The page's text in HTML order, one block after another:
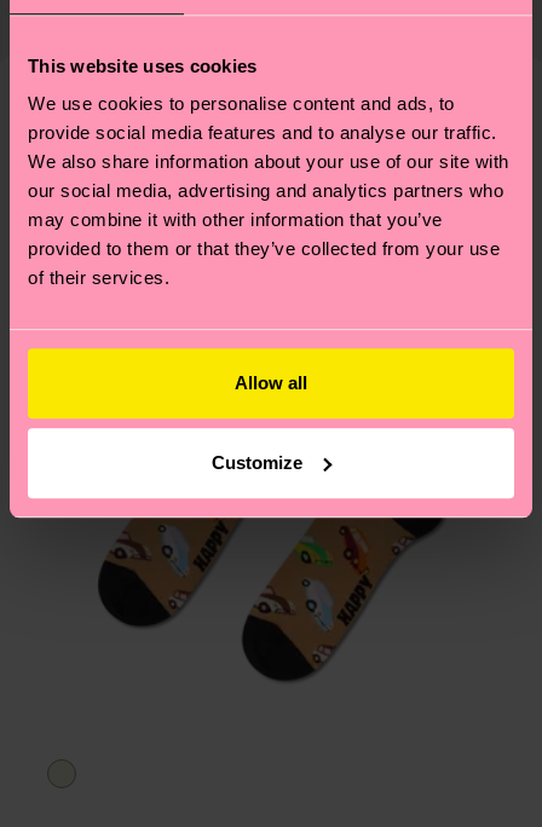
This website uses cookies
We use cookies to personalise content and ads, to
provide social media features and to analyse our traffic.
We also share information about your use of our site with
our social media, advertising and analytics partners who
may combine it with other information that you’ve
provided to them or that they’ve collected from your use
of their services.
Allow all
Customize
Weitere Informationen sowie Tipps und Tricks
ab und unsere länderspezifische Versandübersicht
deine Bestellung versandt wurde. Bitte bedenke,
dass es sich hierbei um einen Richtwert handelt
und die genaue Lieferzeit von der lokalen Post in
deinem Land abhängt.
Du hast Fragen zu einer Retoure? In unserem
Hilfebereich im Artikel
Retouren
findest du die
Ähnliche muster
Neuheit